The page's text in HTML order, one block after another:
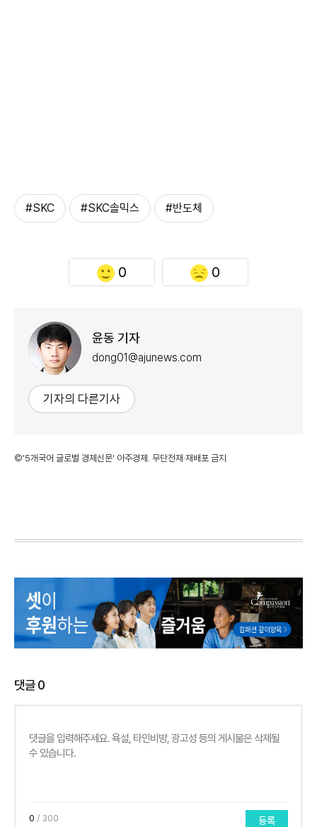
#SKC #SKC솔믹스 #반도체
0 0
윤동 기자
dong01@ajunews.com
기자의 다른기사
©'5개국어 글로벌 경제신문' 아주경제. 무단전재·재배포 금지
댓글0
0 / 300 등록